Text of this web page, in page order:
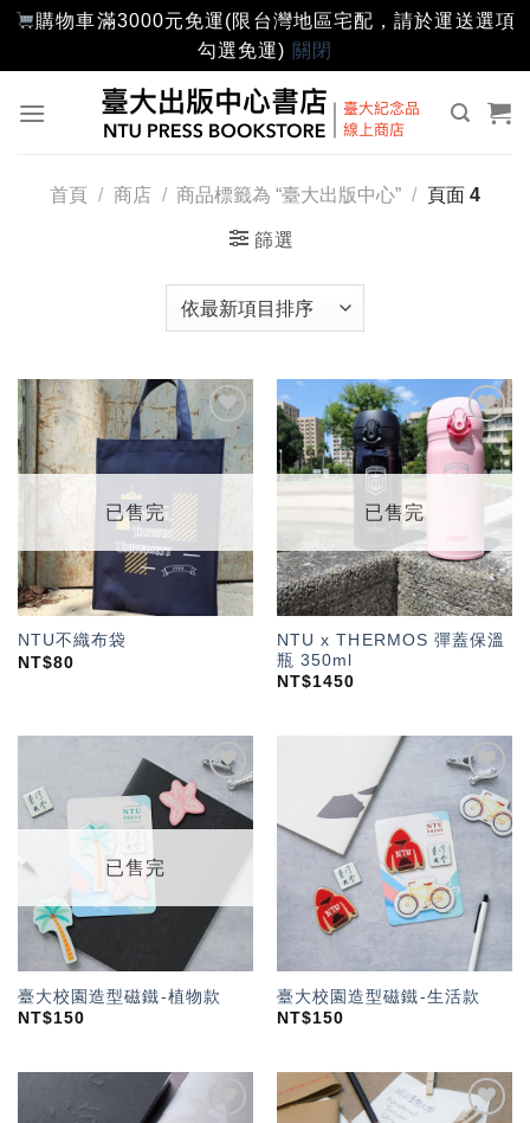
購物車滿3000元免運(限台灣地區宅配，請於運送選項
勾選免運) 關閉
首頁 / 商店 / 商品標籤為 “臺大出版中心” / 頁面 4
篩選
加入
「願
望輕
已售完
NTU不織布袋
NT$80
加入
「願
望輕
單」
已售完
NTU x THERMOS 彈蓋保溫
瓶 350ml
NT$1450
加入
「願
望輕
已售完
臺大校園造型磁鐵-植物款
NT$150
加入
「願
望輕
臺大校園造型磁鐵-生活款
NT$150